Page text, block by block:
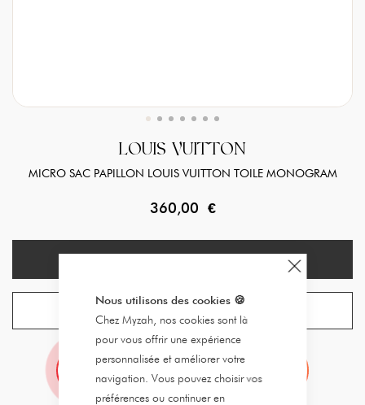
Nous utilisons des cookies 🍪
Chez Myzah, nos cookies sont là
pour vous offrir une expérience
personnalisée et améliorer votre
navigation. Vous pouvez choisir vos
préférences ou continuer en
LOUIS VUITTON
MICRO SAC PAPILLON LOUIS VUITTON TOILE MONOGRAM
360,00 €